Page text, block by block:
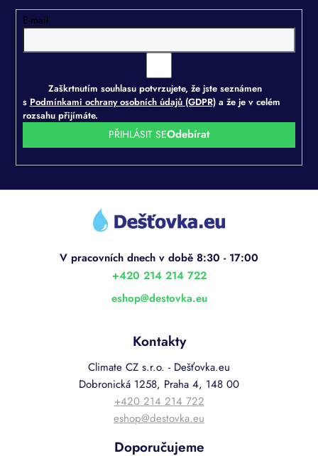
E-mail
Zaškrtnutím souhlasu potvrzujete, že jste seznámen
s Podmínkami ochrany osobních údajů (GDPR)a že je v celém
rozsahu přijímáte.
PŘIHLÁSIT SE
Z
eshop@destovka.eu
+420 214 214 722
Kontakty
Climate CZ s.r.o. - Dešťovka.eu
Dobronická 1258, Praha 4, 148 00
+420 214 214 722
eshop@destovka.eu
Doporučujeme